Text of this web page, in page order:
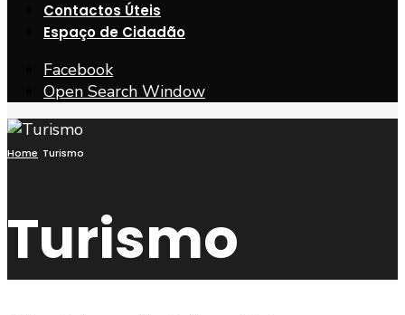
Contactos Úteis
Espaço de Cidadão
Facebook
Open Search Window
Home Turismo
Turismo